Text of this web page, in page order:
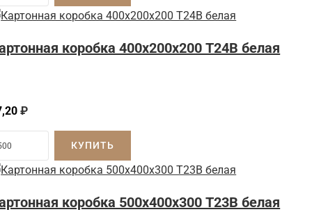
коробка 400x200x200 Т24B белая
₽
КУПИТЬ
коробка 500x400x300 Т23B белая